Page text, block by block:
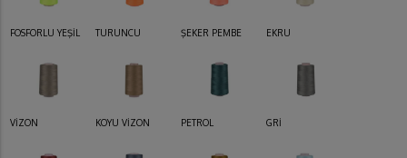
FOSFORLU YEŞİL TURUNCU ŞEKER PEMBE EKRU
VİZON KOYU VİZON PETROL GRİ